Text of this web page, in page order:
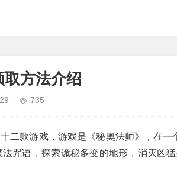
取方法介绍
735
二款游戏，游戏是《秘奥法师》，在
咒语，探索诡秘多变的地形，消灭凶